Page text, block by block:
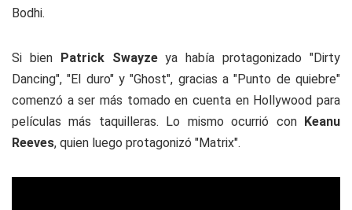
Bodhi.
Si bien Patrick Swayzeya había protagonizado "Dirty
Dancing", "El duro" y "Ghost", gracias a "Punto de quiebre"
comenzó a ser más tomado en cuenta en Hollywood para
películas más taquilleras. Lo mismo ocurrió con Keanu
Reeves, quien luego protagonizó "Matrix".